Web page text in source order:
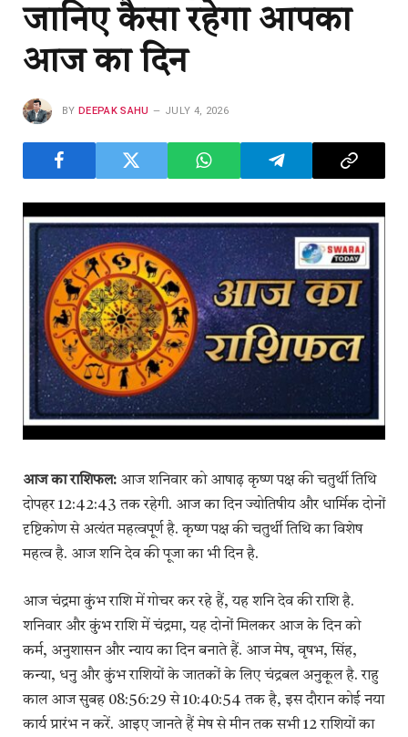
जानिए कैसा रहेगा आपका
आज का दिन
BY DEEPAK SAHU JULY 4, 2026
आज का राशिफल: आज शनिवार को आषाढ़ कृष्ण पक्ष की चतुर्थी तिथि
दोपहर 12:42:43 तक रहेगी. आज का दिन ज्योतिषीय और धार्मिक दोनों
दृष्टिकोण से अत्यंत महत्वपूर्ण है. कृष्ण पक्ष की चतुर्थी तिथि का विशेष
महत्व है. आज शनि देव की पूजा का भी दिन है.
आज चंद्रमा कुंभ राशि में गोचर कर रहे हैं, यह शनि देव की राशि है.
शनिवार और कुंभ राशि में चंद्रमा, यह दोनों मिलकर आज के दिन को
कर्म, अनुशासन और न्याय का दिन बनाते हैं. आज मेष, वृषभ, सिंह,
कन्या, धनु और कुंभ राशियों के जातकों के लिए चंद्रबल अनुकूल है. राहु
काल आज सुबह 08:56:29 से 10:40:54 तक है, इस दौरान कोई नया
कार्य प्रारंभ न करें. आइए जानते हैं मेष से मीन तक सभी 12 राशियों का